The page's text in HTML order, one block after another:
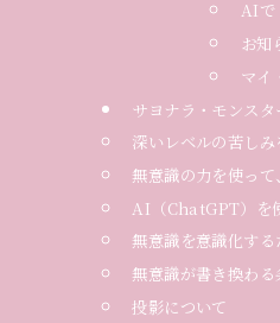
AIで
お知
マイ
サヨナラ・モンスタ
深いレベルの苦しみ
無意識の力を使って
AI（ChatGPT）を
無意識を意識化する
無意識が書き換わる
投影について